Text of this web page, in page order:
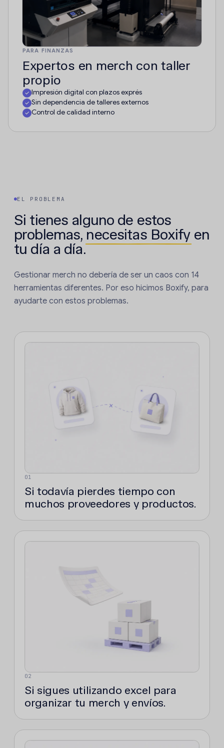
PARA FINANZAS
Expertos en merch con taller
propio
Impresión digital con plazos exprés
Sin dependencia de talleres externos
Control de calidad interno
EL PROBLEMA
Si tienes alguno de estos
problemas, necesitas Boxifyen
tu día a día.
Gestionar merch no debería de ser un caos con 14
herramientas diferentes. Por eso hicimos Boxify, para
ayudarte con estos problemas.
01
Si todavía pierdes tiempo con
muchos proveedores y productos.
02
Si sigues utilizando excel para
organizar tu merch y envíos.